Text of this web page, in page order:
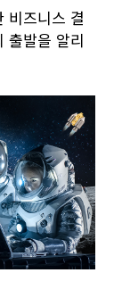
비즈니스 결
출발을 알리